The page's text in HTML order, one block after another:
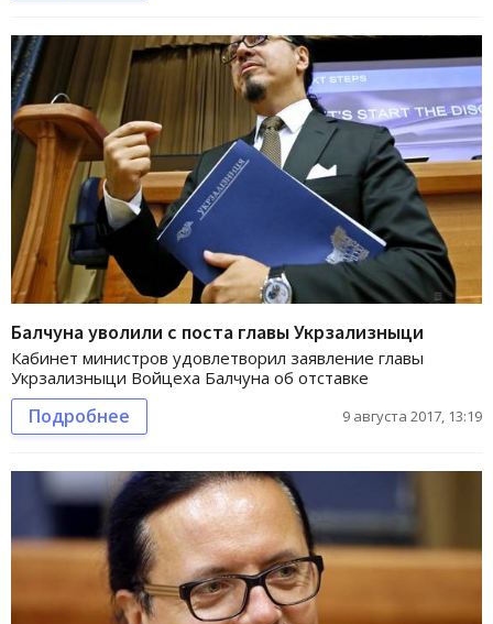
Балчуна уволили с поста главы Укрзализныци
Кабинет министров удовлетворил заявление главы
Укрзализныци Войцеха Балчуна об отставке
Подробнее 9 августа 2017, 13:19